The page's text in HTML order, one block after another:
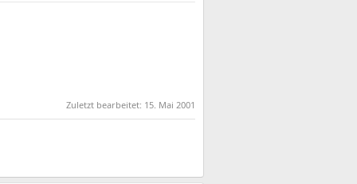
Zuletzt bearbeitet: 15. Mai 2001